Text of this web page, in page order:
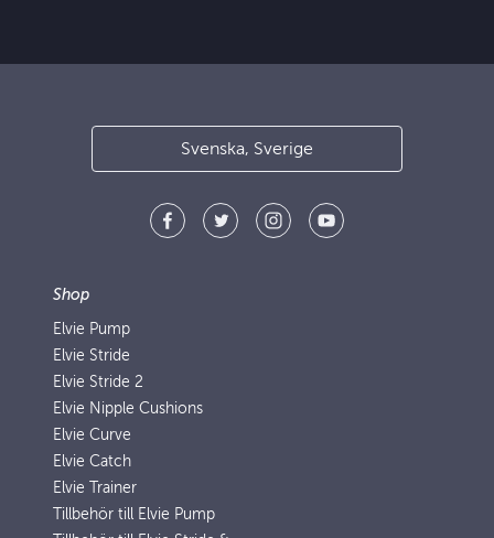
Svenska, Sverige
Shop
Elvie Pump
Elvie Stride
Elvie Stride 2
Elvie Nipple Cushions
Elvie Curve
Elvie Catch
Elvie Trainer
Tillbehör till Elvie Pump